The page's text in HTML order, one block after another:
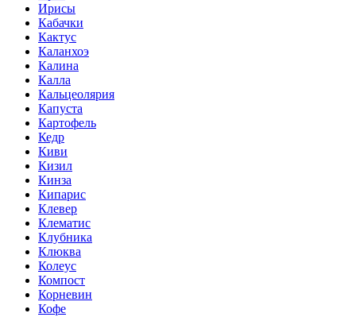
Ирисы
Кабачки
Кактус
Каланхоэ
Калина
Калла
Кальцеолярия
Капуста
Картофель
Кедр
Киви
Кизил
Кинза
Кипарис
Клевер
Клематис
Клубника
Клюква
Колеус
Компост
Корневин
Кофе